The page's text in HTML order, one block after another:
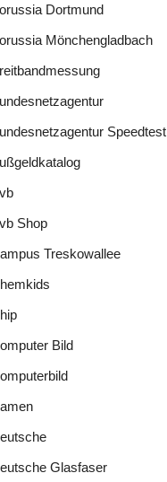
Dortmund
Mönchengladbach
Speedtest
Shop
Treskowallee
Bild
Glasfaser